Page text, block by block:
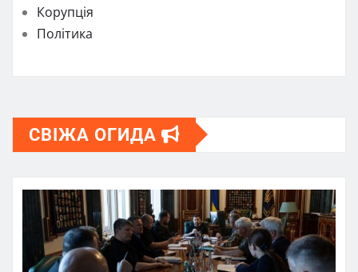
Корупція
Політика
СВІЖА ОГИДА